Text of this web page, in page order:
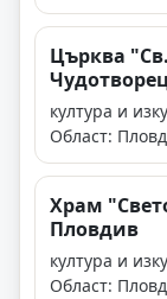
Църква
култура и
Област:
Храм
Пловдив
култура и
Област: